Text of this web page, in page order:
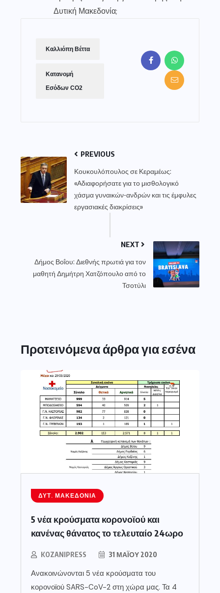
Δυτική Μακεδονία;
Καλλιόπη Βέττα
Κατανομή
Εσόδων CO2
PREVIOUS
Κουκουλόπουλος σε Κεραμέως:
«Αδιαφορήσατε για το μισθολογικό
χάσμα γυναικών-ανδρών και τις έμφυλες
εργασιακές διακρίσεις»
NEXT
Δήμος Βοΐου: Διεθνής πρωτιά για τον
μαθητή Δημήτρη Χατζόπουλο από το
Τσοτύλι
Προτεινόμενα άρθρα για εσένα
ΔΥΤ. ΜΑΚΕΔΟΝΊΑ
5 νέα κρούσματα κορονοϊού και
κανένας θάνατος το τελευταίο 24ωρο
KOZANIPRESS 31 ΜΑΪ́ΟΥ 2020
Ανακοινώνονται 5 νέα κρούσματα του
κορονοϊού SARS-CoV-2 στη χώρα μας. Τα 4